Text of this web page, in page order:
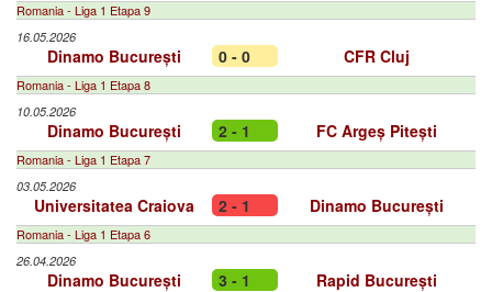
Romania - Liga 1 Etapa 9
16.05.2026
Dinamo București 0 - 0 CFR Cluj
Romania - Liga 1 Etapa 8
10.05.2026
Dinamo București 2 - 1 FC Argeș Pitești
Romania - Liga 1 Etapa 7
03.05.2026
Universitatea Craiova 2 - 1 Dinamo București
Romania - Liga 1 Etapa 6
26.04.2026
Dinamo București 3 - 1 Rapid București